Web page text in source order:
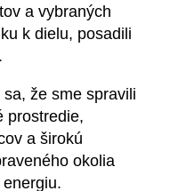
a vybraných
k dielu, posadili
že sme spravili
prostredie,
a širokú
okolia